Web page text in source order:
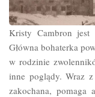
Kristy Cambron
Główna bohaterka
w rodzinie
inne poglądy. Wraz
zakochana,